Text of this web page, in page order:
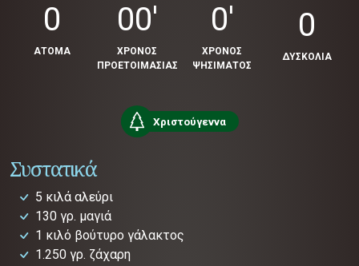
0
ΑΤΟΜΑ
00'
ΧΡΟΝΟΣ
ΠΡΟΕΤΟΙΜΑΣΙΑΣ
0'
ΧΡΟΝΟΣ
ΨΗΣΙΜΑΤΟΣ
0
ΔΥΣΚΟΛΙΑ
Χριστούγεννα
Συστατικά
5 κιλά αλεύρι
130 γρ. μαγιά
1 κιλό βούτυρο γάλακτος
1.250 γρ. ζάχαρη